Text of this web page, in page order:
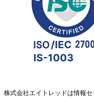
株式会社エイトレッドは情報